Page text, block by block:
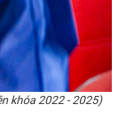
khóa 2022 - 2025)